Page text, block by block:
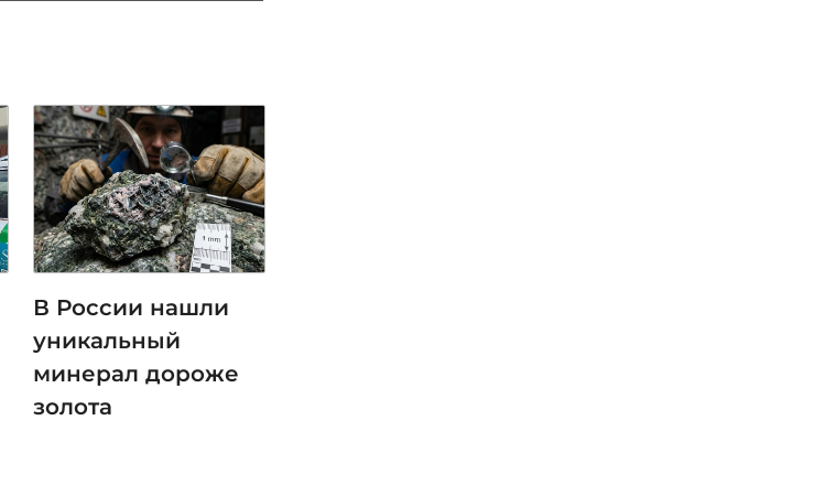
В России нашли
уникальный
минерал дороже
золота